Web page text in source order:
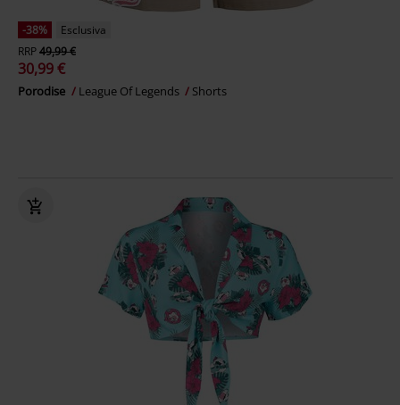
-38%
Esclusiva
RRP49,99 €
30,99 €
Porodise League Of Legends Shorts